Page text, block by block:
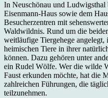
In Neuschönau und
Eisenmann-Haus sowie dem
Besucherzentren mit
Waldwildnis. Rund um die
weitläufige Tiergehege
heimischen Tiere in ihrer
können. Dazu gehören unter
ein Rudel Wölfe. Wer die wilde
Faust erkunden möchte, hat die
zahlreichen Führungen, die
teilzunehmen.